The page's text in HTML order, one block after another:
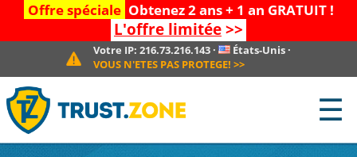
Offre spéciale Obtenez 2 ans + 1 an GRATUIT !
L'offre limitée>>
Votre IP: 216.73.216.143· États-Unis ·
VOUS N'ETES PAS PROTEGE! >>
☰